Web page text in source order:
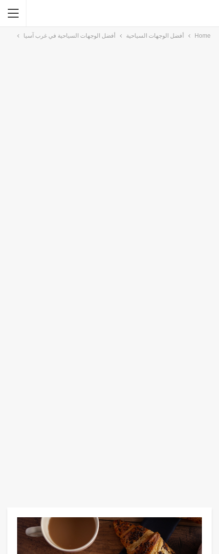
Home أفضل الوجهات السياحية أفضل الوجهات السياحية في غرب آسيا